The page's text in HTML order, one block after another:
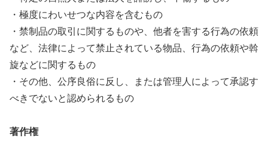
・極度にわいせつな内容を含むもの
・禁制品の取引に関するものや、他者を害する行為の依頼
など、法律によって禁止されている物品、行為の依頼や斡
旋などに関するもの
・その他、公序良俗に反し、または管理人によって承認す
べきでないと認められるもの
著作権